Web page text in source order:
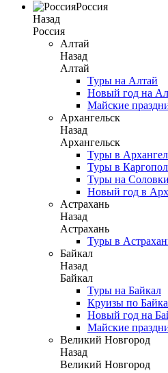
Россия
Назад
Россия
Алтай
Назад
Алтай
Туры на Алтай
Новый год на
Майские
Архангельск
Назад
Архангельск
Туры в
Туры в
Туры на Соловки
Новый год в
Астрахань
Назад
Астрахань
Туры в
Байкал
Назад
Байкал
Туры на Байкал
Круизы по
Новый год на
Майские
Великий Новгород
Назад
Великий Новгород